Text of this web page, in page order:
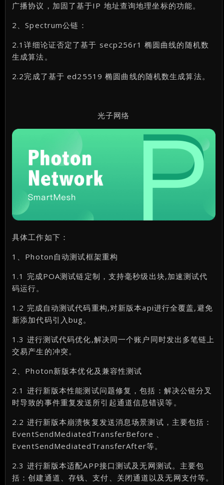
广播协议，加固了基于IP 地址查询地理坐标的功能。
2、Spectrum公链：
2.1详细论证否定了基于 secp256r1 椭圆曲线的随机数
生成算法。
2.2完成了基于 ed25519 椭圆曲线的随机数生成算法。
光子网络
具体工作如下：
1、Photon自动测试框架重构
1.1 完成POA测试链定制，支持毫秒级出块,加速测试代
码运行。
1.2 完成自动测试代码重构,对新版本api进行全覆盖,避免
新添加代码引入bug。
1.3 进行测试代码优化,解决同一个账户同时发出多笔链上
交易产生的冲突。
2、Photon新版本优化及兼容性测试
2.1 进行新版本性能测试问题修复，包括：解决公链分叉
时导致的事件重复发送所引起通道信息错误等。
2.2 进行新版本崩溃恢复发送消息场景测试，主要包括：
EventSendMediatedTransferBefore 、
EventSendMediatedTransferAfter等。
2.3 进行新版本适配APP接口测试及无网测试。主要包
括：创建通道、存钱、支付、关闭通道以及无网支付等。